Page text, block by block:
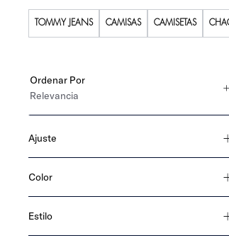
TOMMY JEANS CAMISAS CAMISETAS
Ordenar Por
Relevancia
Ajuste
slim fit
straight
Color
azul
Estilo
denim